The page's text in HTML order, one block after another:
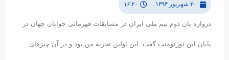
۲۰ شهریور ۱۳۹۴ ۱۶:۲۰
دروازه بان دوم تیم ملی ایران در مسابقات قهرمانی جوانان جهان در
پایان این تورنومنت گفت: این اولین تجربه من بود و در آن چیزهای